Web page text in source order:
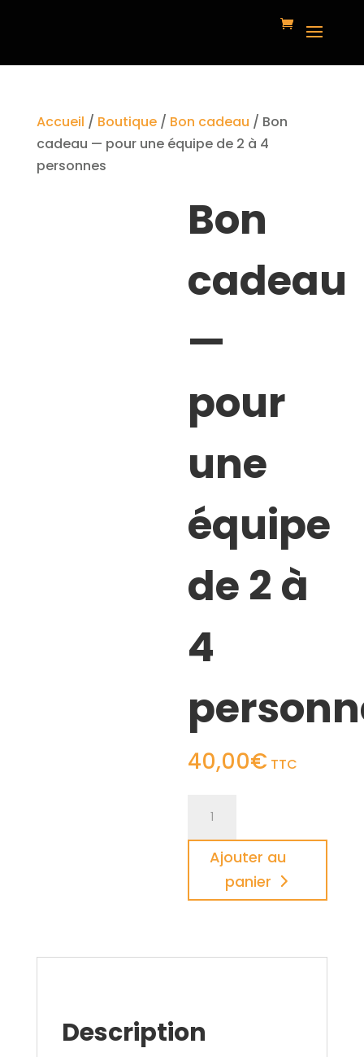
Accueil / Boutique/ Bon cadeau / Bon
cadeau — pour une équipe de 2 à 4
personnes
Bon
cadeau
—
pour
une
équipe
de 2 à
4
40,00€ TTC
cadeau
équipe
à
4
Ajouter au
panier
Description